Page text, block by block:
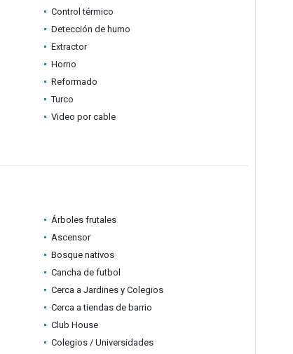
Control térmico
Detección de humo
Extractor
Horno
Reformado
Turco
Video por cable
Árboles frutales
Ascensor
Bosque nativos
Cancha de futbol
Cerca a Jardines y Colegios
Cerca a tiendas de barrio
Club House
Colegios / Universidades